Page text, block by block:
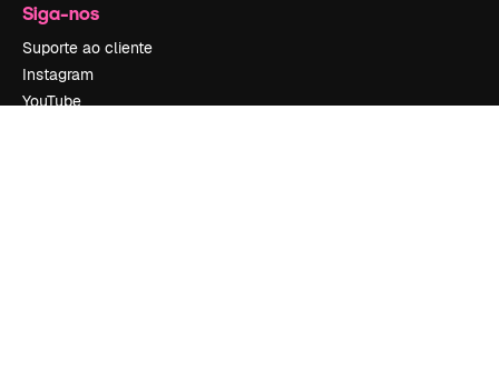
Siga-nos
Suporte ao cliente
Instagram
YouTube